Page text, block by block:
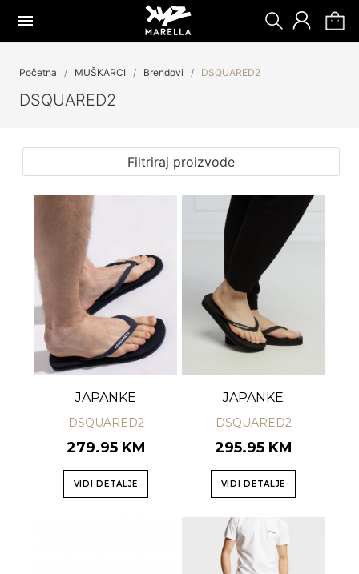
Početna MUŠKARCI Brendovi DSQUARED2
DSQUARED2
Filtriraj proizvode
JAPANKE
DSQUARED2
279.95 KM
VIDI DETALJE
JAPANKE
DSQUARED2
295.95 KM
VIDI DETALJE